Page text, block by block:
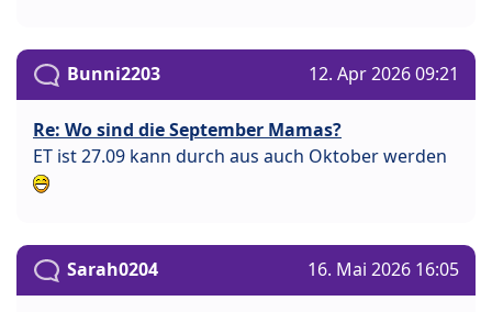
Bunni2203 12. Apr 2026 09:21
Re: Wo sind die September Mamas?
ET ist 27.09 kann durch aus auch Oktober werden
Sarah0204 16. Mai 2026 16:05